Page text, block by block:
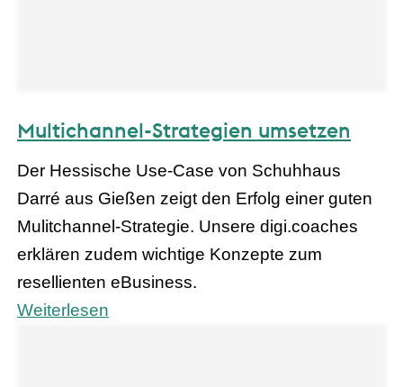
Multichannel-Strategien umsetzen
Der Hessische Use-Case von Schuhhaus
Darré aus Gießen zeigt den Erfolg einer guten
Mulitchannel-Strategie. Unsere digi.coaches
erklären zudem wichtige Konzepte zum
resellienten eBusiness.
Weiterlesen